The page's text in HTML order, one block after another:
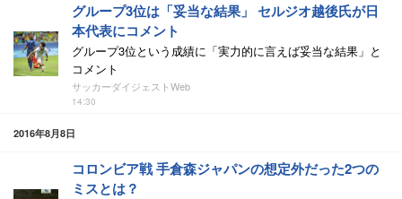
グループ3位は「妥当な結果」 セルジオ越後氏が日
本代表にコメント
グループ3位という成績に「実力的に言えば妥当な結果」と
コメント
サッカーダイジェストWeb
14:30
2016年8月8日
コロンビア戦 手倉森ジャパンの想定外だった2つの
ミスとは？